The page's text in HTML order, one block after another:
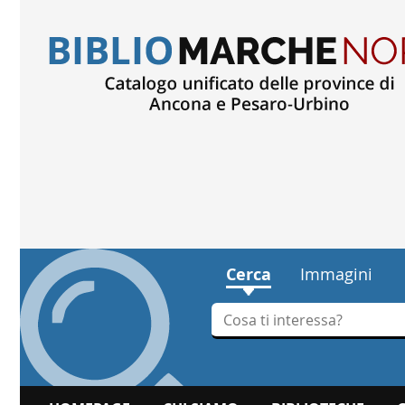
Cerca Immagini
Cerca su "Cerca"